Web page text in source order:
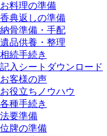
お料理の準備
香典返しの準備
納骨準備・手配
遺品供養・整理
相続手続き
記入シートダウンロード
お客様の声
お役立ちノウハウ
各種手続き
法要準備
位牌の準備